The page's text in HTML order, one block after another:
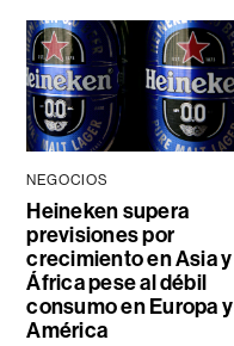
NEGOCIOS
Heineken supera
previsiones por
crecimiento en Asia y
África pese al débil
consumo en Europa y
América